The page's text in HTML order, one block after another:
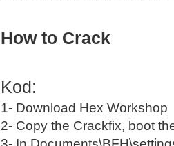
How to Crack
Kod:
1- Download Hex Workshop
2- Copy the Crackfix, boot